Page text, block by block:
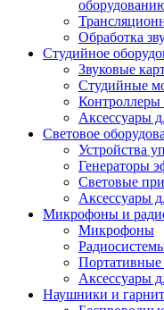
Обработка
Студийное
Звуковые
Студийные
Контроллеры
Аксессуары
Световое
Устройства
Генераторы
Световые
Аксессуары
Микрофоны и
Микрофоны
Портативные
Аксессуары
Наушники и